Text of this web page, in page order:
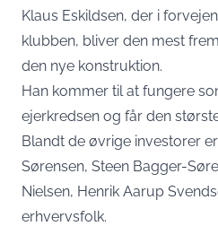
Klaus Eskildsen, der i
klubben, bliver den mest
den nye konstruktion.
Han kommer til at fungere
ejerkredsen og får den
Blandt de øvrige investorer
Sørensen, Steen Bagger-
Nielsen, Henrik Aarup
erhvervsfolk.